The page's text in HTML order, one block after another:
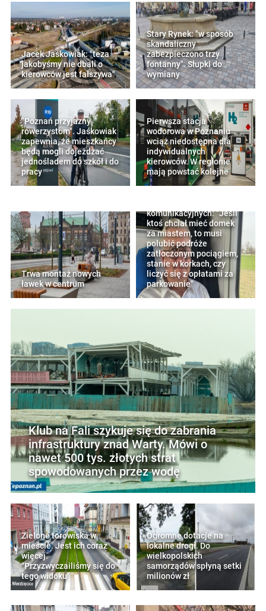
Jacek Jaśkowiak: "teza
jakobyśmy nie dbali o
kierowców jest fałszywa"
Stary Rynek: "w sposób
skandaliczny
zabezpieczono trzy
fontanny". Słupki do
wymiany
"Poznań przyjazny
rowerzystom". Jaśkowiak
zapewnia, że mieszkańcy
będą mogli dojeżdżać
jednośladem do szkół i do
pracy
Pierwsza stacja
wodorowa w Poznaniu
wciąż niedostępna dla
indywidualnych
kierowców. W regionie
mają powstać kolejne
Trwa montaż nowych
ławek w centrum
komunikacyjnych: "Jeśli
ktoś chciał mieć domek
za miastem, to musi
polubić podróże
zatłoczonym pociągiem,
stanie w korkach, czy
liczyć się z opłatami za
parkowanie"
Klub na Fali szykuje się do zabrania
infrastruktury znad Warty. Mówi o
nawet 500 tys. złotych strat
spowodowanych przez wodę
Zielone torowiska w
mieście. Jest ich coraz
więcej.
"Przyzwyczailiśmy się do
tego widoku"
Ogromne dotacje na
lokalne drogi. Do
wielkopolskich
samorządów spłyną setki
milionów zł